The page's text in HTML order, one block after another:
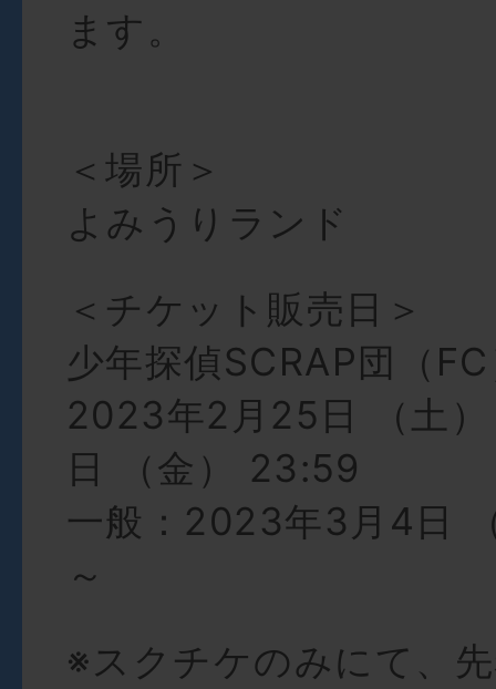
ます。
＜場所＞
よみうりランド
＜チケット販売日＞
少年探偵SCRAP団（
2023年2月25日 （土
日 （金） 23:59
一般：2023年3月4日
～
※スクチケのみにて、